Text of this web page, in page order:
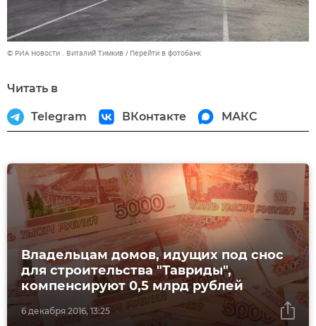
© РИА Новости . Виталий Тимкив Перейти в фотобанк
Читать в
Telegram ВКонтакте МАКС
6 декабря 2016, 13:25
Владельцам домов, идущих под снос
для строительства "Тавриды",
компенсируют 0,5 млрд рублей